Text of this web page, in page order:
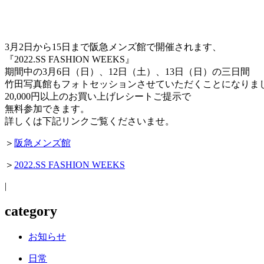
3月2日から15日まで阪急メンズ館で開催されます、
『2022.SS FASHION WEEKS』
期間中の3月6日（日）、12日（土）、13日（日）の三日間
竹田写真館もフォトセッションさせていただくことになりま
20,000円以上のお買い上げレシートご提示で
無料参加できます。
詳しくは下記リンクご覧くださいませ。
＞ 阪急メンズ館
＞ 2022.SS FASHION WEEKS
|
category
お知らせ
日常